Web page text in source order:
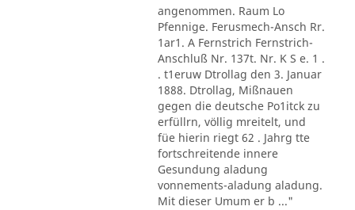
angenommen. Raum Lo
Pfennige. Ferusmech-Ansch Rr.
1ar1. A Fernstrich Fernstrich-
Anschluß Nr. 137t. Nr. K S e. 1 .
. t1eruw Dtrollag den 3. Januar
1888. Dtrollag, Mißnauen
gegen die deutsche Po1itck zu
erfüllrn, völlig mreitelt, und
füe hierin riegt 62 . Jahrg tte
fortschreitende innere
Gesundung aladung
vonnements-aladung aladung.
Mit dieser Umum er b ..."